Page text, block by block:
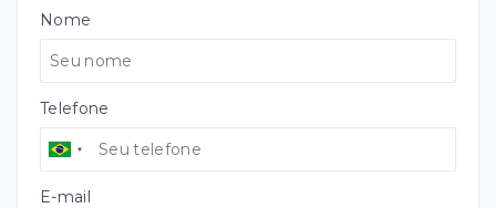
Nome
Telefone
E-mail